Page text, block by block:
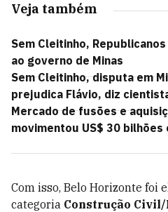
Veja também
Sem Cleitinho,
ao governo de Minas
Sem Cleitinho, disputa em
prejudica Flávio, diz
Mercado de fusões e
movimentou US$ 30 bilhões
Com isso, Belo Horizonte foi
categoria Construção